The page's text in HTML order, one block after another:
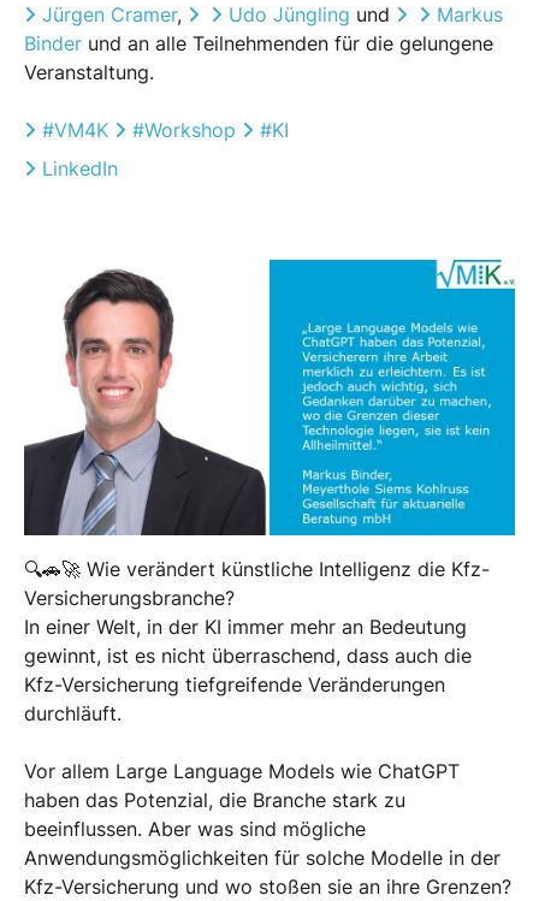
Jürgen Cramer, Udo Jüngling und
Markus
Binder und an alle Teilnehmenden für die gelungene
Veranstaltung.
#VM4K #Workshop #KI
LinkedIn
🔍🚗🚀 Wie verändert künstliche Intelligenz die Kfz-
Versicherungsbranche?
In einer Welt, in der KI immer mehr an Bedeutung
gewinnt, ist es nicht überraschend, dass auch die
Kfz-Versicherung tiefgreifende Veränderungen
durchläuft.
Vor allem Large Language Models wie ChatGPT
haben das Potenzial, die Branche stark zu
beeinflussen. Aber was sind mögliche
Anwendungsmöglichkeiten für solche Modelle in der
Kfz-Versicherung und wo stoßen sie an ihre Grenzen?